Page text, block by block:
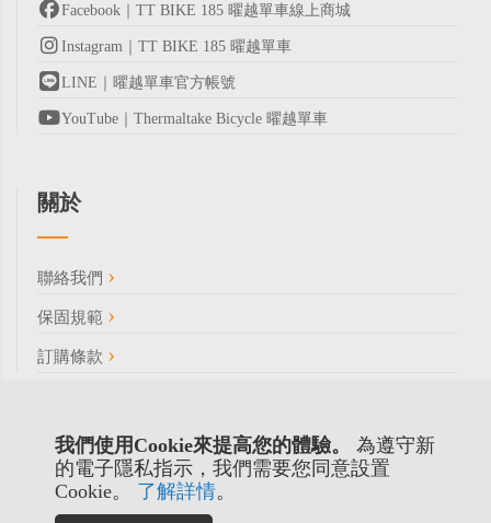
我們使用Cookie來提高您的體驗。
為遵守新
的電子隱私指示，我們需要您同意設置
Cookie。 了解詳情。
Facebook｜TT BIKE 185 曜越單車線上商城
Instagram｜TT BIKE 185 曜越單車
LINE｜曜越單車官方帳號
YouTube｜Thermaltake Bicycle 曜越單車
關於
聯絡我們
保固規範
訂購條款